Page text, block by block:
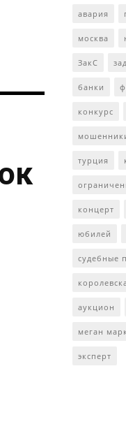
авария
москва
ЗакС
банки
конкурс
турция
концерт
юбилей
судебные
аукцион
меган
эксперт